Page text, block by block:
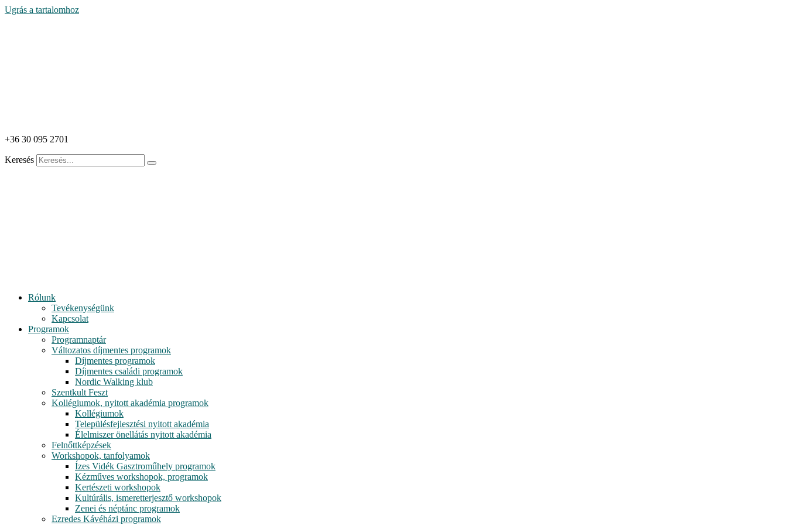
Ugrás a tartalomhoz
+36 30 095 2701
Keresés
Rólunk
Tevékenységünk
Kapcsolat
Programok
Programnaptár
Változatos díjmentes programok
Díjmentes programok
Díjmentes családi programok
Nordic Walking klub
Szentkult Feszt
Kollégiumok, nyitott akadémia programok
Kollégiumok
Településfejlesztési nyitott akadémia
Élelmiszer önellátás nyitott akadémia
Felnőttképzések
Workshopok, tanfolyamok
Ízes Vidék Gasztroműhely programok
Kézműves workshopok, programok
Kertészeti workshopok
Kultúrális, ismeretterjesztő workshopok
Zenei és néptánc programok
Ezredes Kávéházi programok